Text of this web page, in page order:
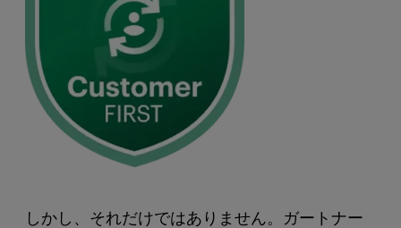
しかし、それだけではありません。ガートナー